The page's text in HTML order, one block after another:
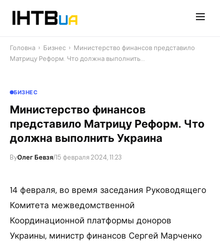
Головна › Бизнес › Министерство финансов представило
Матрицу Реформ. Что должна выполнить…
БИЗНЕС
Министерство финансов
представило Матрицу Реформ. Что
должна выполнить Украина
ByОлег Бевзя/15 февраля 2024, 11:23
14 февраля, во время заседания Руководящего
Комитета межведомственной
Координационной платформы доноров
Украины, министр финансов Сергей Марченко